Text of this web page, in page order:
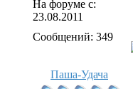
На форуме с:
23.08.2011
Сообщений: 349
Паша-Удача